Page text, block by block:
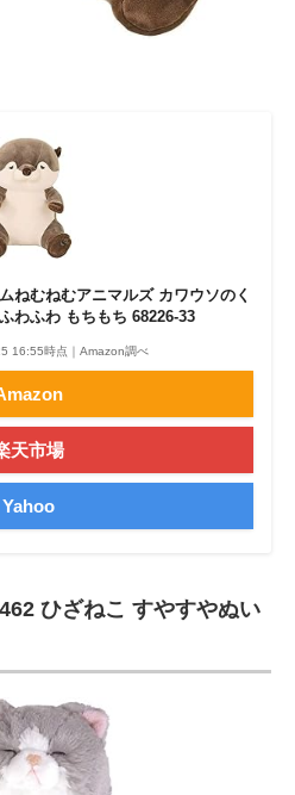
ねむねむアニマルズ カワウソのく
わふわ もちもち 68226-33
16:55時点｜Amazon調べ
天市場
Yahoo
ひざねこ すやすやぬい